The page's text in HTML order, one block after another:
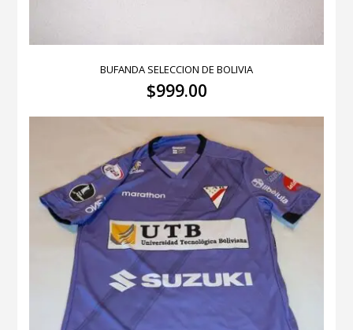
BUFANDA SELECCION DE BOLIVIA
$999.00